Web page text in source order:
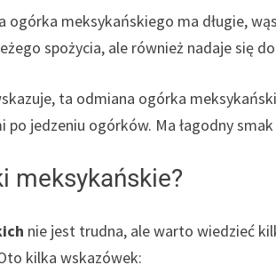
ogórka meksykańskiego ma długie,
spożycia, ale również nadaje się
ta odmiana ogórka
jedzeniu ogórków. Ma łagodny
meksykańskie?
nie jest trudna, ale warto wiedzieć
kilka wskazówek: